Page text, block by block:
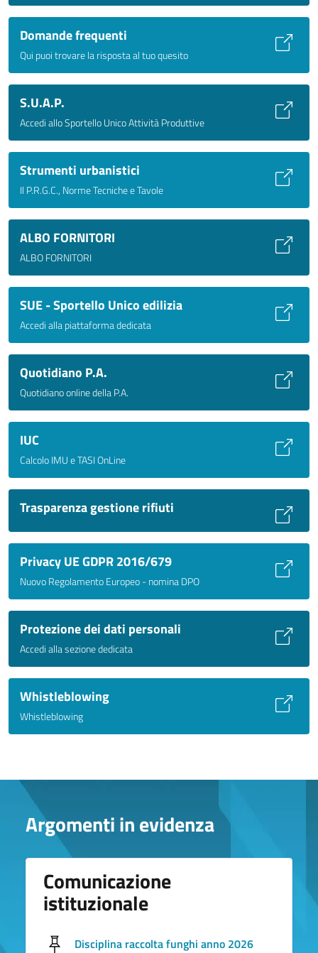
Domande frequenti
Qui puoi trovare la risposta al tuo quesito
S.U.A.P.
Accedi allo Sportello Unico Attività Produttive
Strumenti urbanistici
Il P.R.G.C., Norme Tecniche e Tavole
ALBO FORNITORI
ALBO FORNITORI
SUE - Sportello Unico edilizia
Accedi alla piattaforma dedicata
Quotidiano P.A.
Quotidiano online della P.A.
IUC
Calcolo IMU e TASI OnLine
Trasparenza gestione rifiuti
Privacy UE GDPR 2016/679
Nuovo Regolamento Europeo - nomina DPO
Protezione dei dati personali
Accedi alla sezione dedicata
Whistleblowing
Whistleblowing
Argomenti in evidenza
Comunicazione
istituzionale
Disciplina raccolta funghi anno 2026